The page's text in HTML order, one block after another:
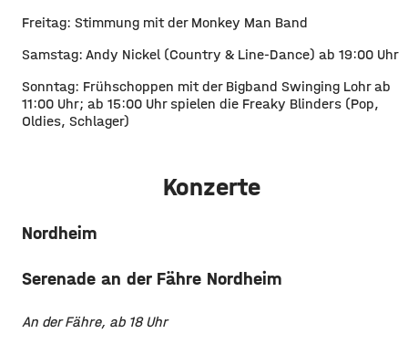
Freitag: Stimmung mit der Monkey Man Band
Samstag: Andy Nickel (Country & Line-Dance) ab 19:00 Uhr
Sonntag: Frühschoppen mit der Bigband Swinging Lohr ab
11:00 Uhr; ab 15:00 Uhr spielen die Freaky Blinders (Pop,
Oldies, Schlager)
Konzerte
Nordheim
Serenade an der Fähre Nordheim
An der Fähre, ab 18 Uhr